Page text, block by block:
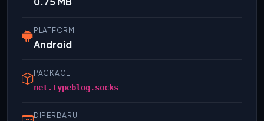
PLATFORM
Android
PACKAGE
net.typeblog.socks
DIPERBARUI